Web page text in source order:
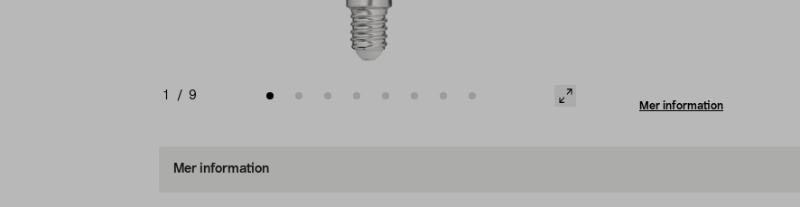
1 / 9
Mer information
Mer information